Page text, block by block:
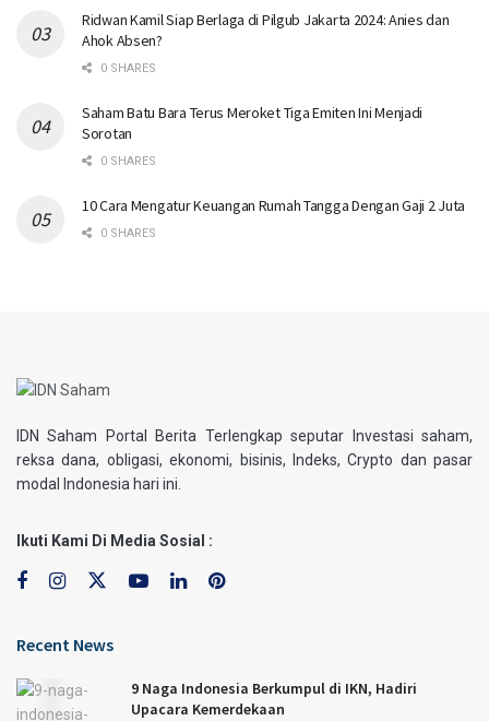
Ridwan Kamil Siap Berlaga di Pilgub Jakarta 2024: Anies dan
Ahok Absen?
0 SHARES
Saham Batu Bara Terus Meroket Tiga Emiten Ini Menjadi
Sorotan
0 SHARES
10 Cara Mengatur Keuangan Rumah Tangga Dengan Gaji 2 Juta
0 SHARES
IDN Saham Portal Berita Terlengkap seputar Investasi saham,
reksa dana, obligasi, ekonomi, bisinis, Indeks, Crypto dan pasar
modal Indonesia hari ini.
Ikuti Kami Di Media Sosial :
Recent News
9 Naga Indonesia Berkumpul di IKN, Hadiri
Upacara Kemerdekaan